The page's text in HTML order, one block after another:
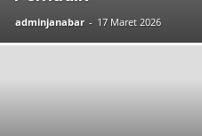
adminjanabar - 17 Maret 2026